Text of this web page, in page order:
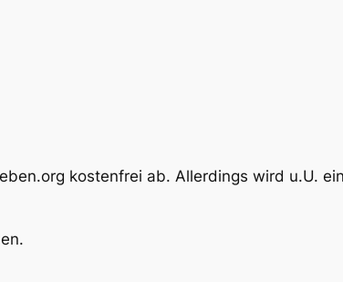
kostenfrei ab. Allerdings wird u.U.